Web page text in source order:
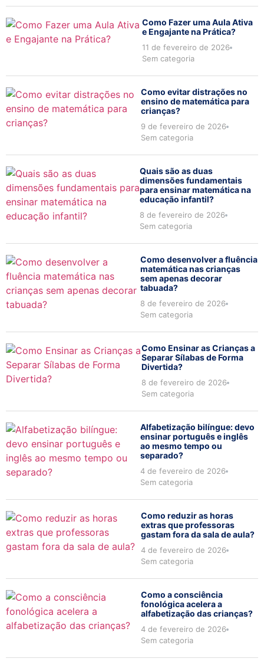
Como Fazer uma Aula Ativa
e Engajante na Prática?
11 de fevereiro de 2026
Sem categoria
Como evitar distrações no
ensino de matemática para
crianças?
9 de fevereiro de 2026
Sem categoria
Quais são as duas
dimensões fundamentais
para ensinar matemática na
educação infantil?
8 de fevereiro de 2026
Sem categoria
Como desenvolver a fluência
matemática nas crianças
sem apenas decorar
tabuada?
8 de fevereiro de 2026
Sem categoria
Como Ensinar as Crianças a
Separar Sílabas de Forma
Divertida?
8 de fevereiro de 2026
Sem categoria
Alfabetização bilíngue: devo
ensinar português e inglês
ao mesmo tempo ou
separado?
4 de fevereiro de 2026
Sem categoria
Como reduzir as horas
extras que professoras
gastam fora da sala de aula?
4 de fevereiro de 2026
Sem categoria
Como a consciência
fonológica acelera a
alfabetização das crianças?
4 de fevereiro de 2026
Sem categoria